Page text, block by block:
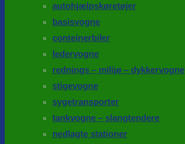
autohjælpskøretøjer
basisvogne
conteinerbiler
ledervogne
rednings – milijø – dykkervogne
stigevogne
sygetransporter
tankvogne – slangtendere
nedlagte stationer